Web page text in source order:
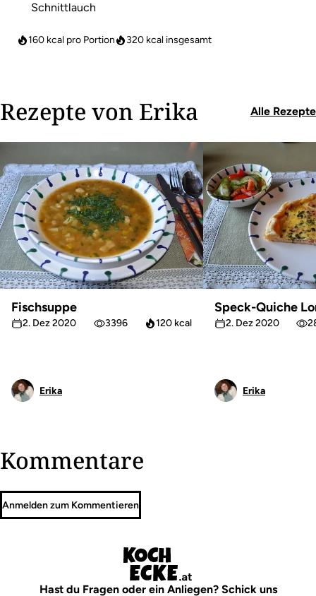
Schnittlauch
160 kcal pro Portion 320 kcal insgesamt
Rezepte von Erika Alle Rezepte
Fischsuppe
2. Dez 2020 3396 120 kcal
Erika
Speck-Quiche
2. Dez 2020
Erika
Kommentare
Anmelden zum Kommentieren
Hast du Fragen oder ein Anliegen? Schick uns